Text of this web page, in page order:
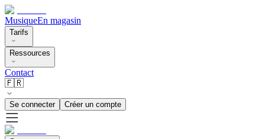
MusiqueEn magasin
Tarifs
Ressources
Contact
🇫🇷
Se connecter Créer un compte